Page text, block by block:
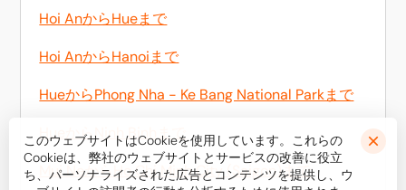
Hoi AnからHueまで
Hoi AnからHanoiまで
HueからPhong Nha - Ke Bang National Parkまで
HueからNinh Binhまで
Mui NeからHo Chi Minh City (Saigon)まで
このウェブサイトはCookieを使用しています。これらの
Cookieは、弊社のウェブサイトとサービスの改善に役立
ち、パーソナライズされた広告とコンテンツを提供し、ウ